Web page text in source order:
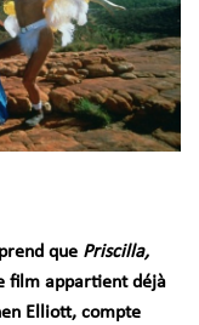
que Priscilla,
film appartient déjà
Elliott, compte